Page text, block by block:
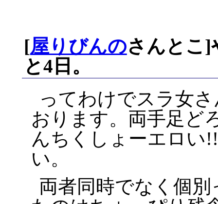
[屋りびんのさんとこ]
と4日。
ってわけでスラ女
おります。両手足ど
んちくしょーエロい
い。
両者同時でなく個